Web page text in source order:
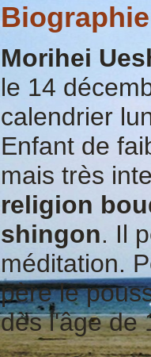
Biographie
Morihei
le 14
calendrier
Enfant de
mais très
religion
shingon. Il
méditation.
père le
dès l'âge de